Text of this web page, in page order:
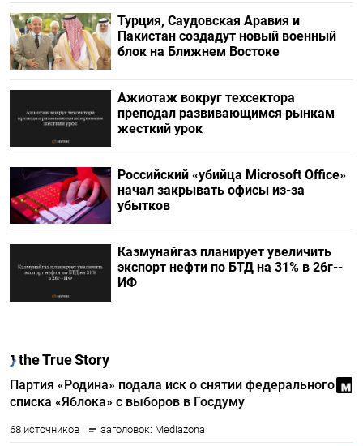
Турция, Саудовская Аравия и
Пакистан создадут новый военный
блок на Ближнем Востоке
Ажиотаж вокруг техсектора
преподал развивающимся рынкам
жесткий урок
Российский «убийца Microsoft Office»
начал закрывать офисы из-за
убытков
Казмунайгаз планирует увеличить
экспорт нефти по БТД на 31% в 26г--
ИФ